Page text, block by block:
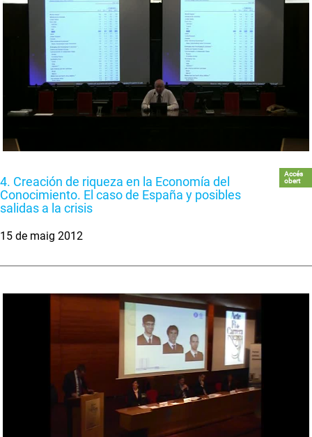
4. Creación de riqueza en la Economía del
Conocimiento. El caso de España y posibles
salidas a la crisis
Accés
obert
15 de maig 2012